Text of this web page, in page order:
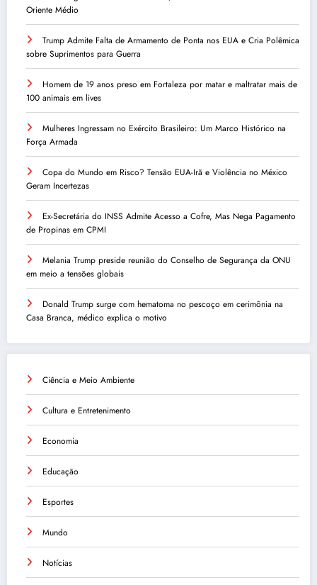
Oriente Médio
Trump Admite Falta de Armamento de Ponta nos EUA e Cria Polêmica
sobre Suprimentos para Guerra
Homem de 19 anos preso em Fortaleza por matar e maltratar mais de
100 animais em lives
Mulheres Ingressam no Exército Brasileiro: Um Marco Histórico na
Força Armada
Copa do Mundo em Risco? Tensão EUA-Irã e Violência no México
Geram Incertezas
Ex-Secretária do INSS Admite Acesso a Cofre, Mas Nega Pagamento
de Propinas em CPMI
Melania Trump preside reunião do Conselho de Segurança da ONU
em meio a tensões globais
Donald Trump surge com hematoma no pescoço em cerimônia na
Casa Branca, médico explica o motivo
Ciência e Meio Ambiente
Cultura e Entretenimento
Economia
Educação
Esportes
Mundo
Notícias